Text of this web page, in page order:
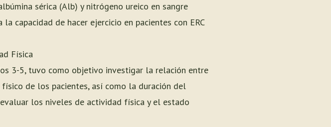
sérica (Alb) y nitrógeno ureico en sangre
capacidad de hacer ejercicio en pacientes con ERC
Física
3-5, tuvo como objetivo investigar la relación entre
de los pacientes, así como la duración del
los niveles de actividad física y el estado